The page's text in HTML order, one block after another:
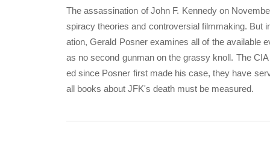
The assassination of John F. Kennedy on
spiracy theories and controversial filmmaking. But
ation, Gerald Posner examines all of the available
as no second gunman on the grassy knoll. The
ed since Posner first made his case, they have
all books about JFK's death must be measured.